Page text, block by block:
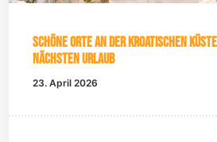
Schöne Orte an der kroatischen
nächsten Urlaub
23. April 2026